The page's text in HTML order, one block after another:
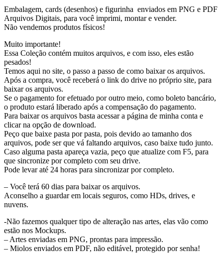
Embalagem, cards (desenhos) e figurinha enviados em PNG e PDF
Arquivos Digitais, para você imprimi, montar e vender.
Não vendemos produtos físicos!
Muito importante!
Essa Coleção contém muitos arquivos, e com isso, eles estão
pesados!
Temos aqui no site, o passo a passo de como baixar os arquivos.
Após a compra, você receberá o link do drive no próprio site, para
baixar os arquivos.
Se o pagamento for efetuado por outro meio, como boleto bancário,
o produto estará liberado após a compensação do pagamento.
Para baixar os arquivos basta acessar a página de minha conta e
clicar na opção de download.
Peço que baixe pasta por pasta, pois devido ao tamanho dos
arquivos, pode ser que vá faltando arquivos, caso baixe tudo junto.
Caso alguma pasta apareça vazia, peço que atualize com F5, para
que sincronize por completo com seu drive.
Pode levar até 24 horas para sincronizar por completo.
– Você terá 60 dias para baixar os arquivos.
Aconselho a guardar em locais seguros, como HDs, drives, e
nuvens.
-Não fazemos qualquer tipo de alteração nas artes, elas vão como
estão nos Mockups.
– Artes enviadas em PNG, prontas para impressão.
– Miolos enviados em PDF, não editável, protegido por senha!